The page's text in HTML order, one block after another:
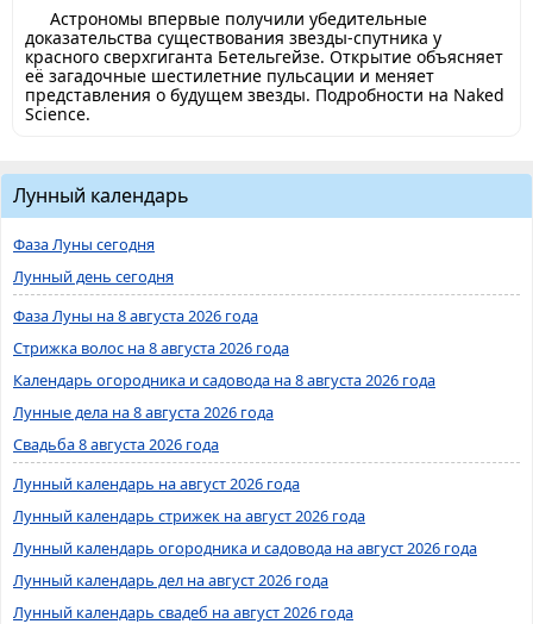
Астрономы впервые получили убедительные
доказательства существования звезды-спутника у
красного сверхгиганта Бетельгейзе. Открытие объясняет
её загадочные шестилетние пульсации и меняет
представления о будущем звезды. Подробности на Naked
Science.
Лунный календарь
Фаза Луны сегодня
Лунный день сегодня
Фаза Луны на 8 августа 2026 года
Стрижка волос на 8 августа 2026 года
Календарь огородника и садовода на 8 августа 2026 года
Лунные дела на 8 августа 2026 года
Свадьба 8 августа 2026 года
Лунный календарь на август 2026 года
Лунный календарь стрижек на август 2026 года
Лунный календарь огородника и садовода на август 2026 года
Лунный календарь дел на август 2026 года
Лунный календарь свадеб на август 2026 года